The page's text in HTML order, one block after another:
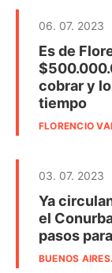
06. 07. 2023
Es de
cobrar y
tiempo
FLORENCIO
03. 07. 2023
Ya
el
pasos
BUENOS AIRES